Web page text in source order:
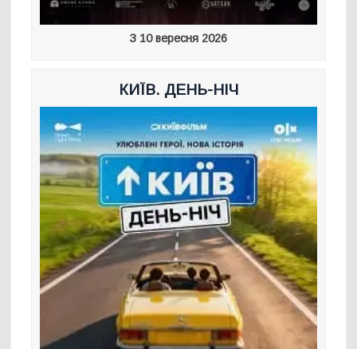
З 10 вересня 2026
КИЇВ. ДЕНЬ-НІЧ